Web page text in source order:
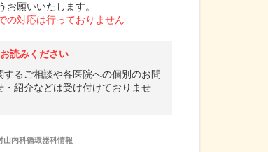
お願いいたします。
の対応は行っておりません
読みください
するご相談や各医院への個別のお問
・紹介などは受け付けておりませ
山内科循環器科情報